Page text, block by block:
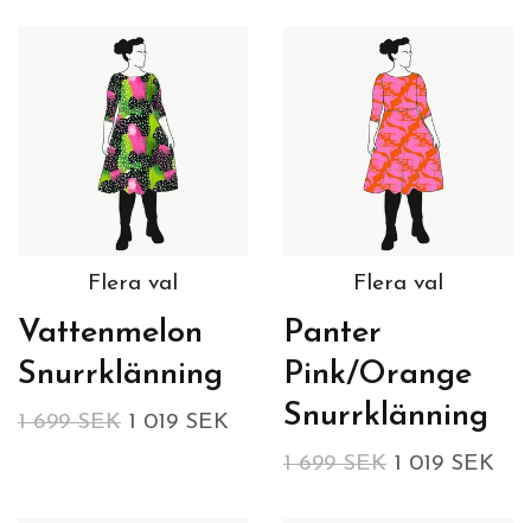
Flera val
Vattenmelon
Snurrklänning
1 699 SEK 1 019 SEK
Flera val
Panter
Pink/Orange
Snurrklänning
1 699 SEK 1 019 SEK